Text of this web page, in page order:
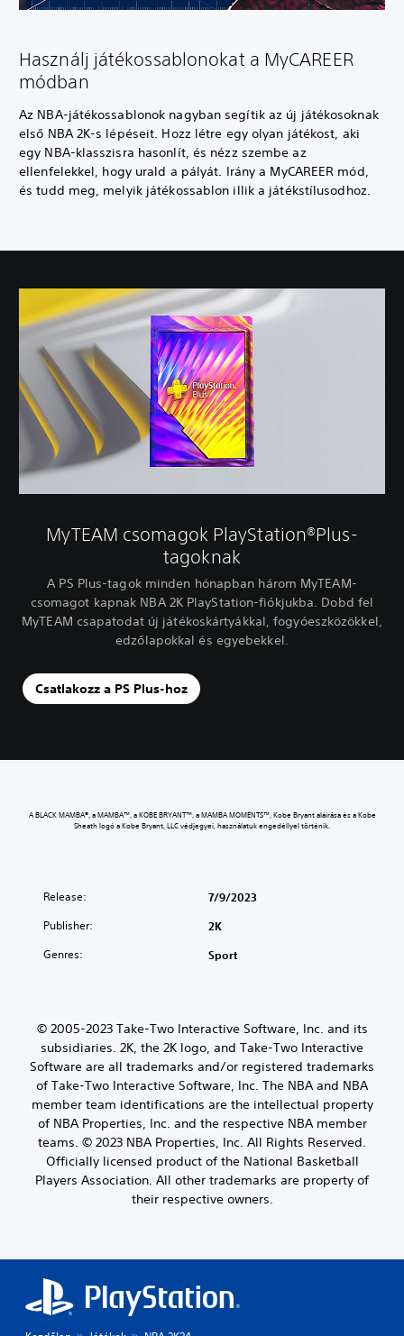
Használj játékossablonokat a MyCAREER
módban
Az NBA-játékossablonok nagyban segítik az új játékosoknak
első NBA 2K-s lépéseit. Hozz létre egy olyan játékost, aki
egy NBA-klasszisra hasonlít, és nézz szembe az
ellenfelekkel, hogy urald a pályát. Irány a MyCAREER mód,
és tudd meg, melyik játékossablon illik a játékstílusodhoz.
MyTEAM csomagok PlayStation®Plus-
tagoknak
A PS Plus-tagok minden hónapban három MyTEAM-
csomagot kapnak NBA 2K PlayStation-fiókjukba. Dobd fel
MyTEAM csapatodat új játékoskártyákkal, fogyóeszközökkel,
edzőlapokkal és egyebekkel.
Csatlakozz a PS Plus-hoz
A BLACK MAMBA®, a MAMBA™, a KOBE BRYANT™, a MAMBA MOMENTS™, Kobe Bryant aláírása és a Kobe
Sheath logó a Kobe Bryant, LLC védjegyei, használatuk engedéllyel történik.
Release: 7/9/2023
Publisher: 2K
Genres: Sport
© 2005-2023 Take-Two Interactive Software, Inc. and its
subsidiaries. 2K, the 2K logo, and Take-Two Interactive
Software are all trademarks and/or registered trademarks
of Take-Two Interactive Software, Inc. The NBA and NBA
member team identifications are the intellectual property
of NBA Properties, Inc. and the respective NBA member
teams. © 2023 NBA Properties, Inc. All Rights Reserved.
Officially licensed product of the National Basketball
Players Association. All other trademarks are property of
their respective owners.